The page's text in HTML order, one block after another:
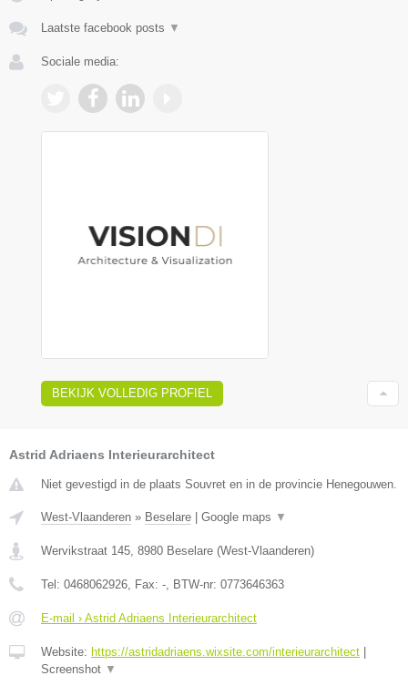
Laatste facebook posts ▼
Sociale media:
BEKIJK VOLLEDIG PROFIEL
Astrid Adriaens Interieurarchitect
Niet gevestigd in de plaats Souvret en in de provincie Henegouwen.
West-Vlaanderen » Beselare | Google maps ▼
Wervikstraat 145 8980 Beselare (West-Vlaanderen)
Tel: 0468062926 , Fax: - , BTW-nr: 0773646363
E-mail › Astrid Adriaens Interieurarchitect
Website: https://astridadriaens.wixsite.com/interieurarchitect |
Screenshot ▼